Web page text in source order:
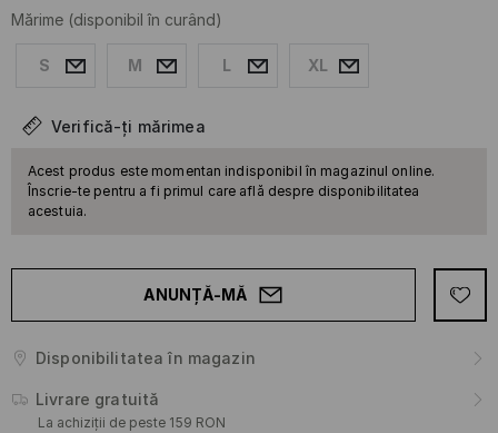
Mărime (disponibil în curând)
S M L XL
Verifică-ți mărimea
Acest produs este momentan indisponibil în magazinul online.
Înscrie-te pentru a fi primul care află despre disponibilitatea
acestuia.
ANUNȚĂ-MĂ
Disponibilitatea în magazin
Livrare gratuită
La achiziții de peste 159 RON